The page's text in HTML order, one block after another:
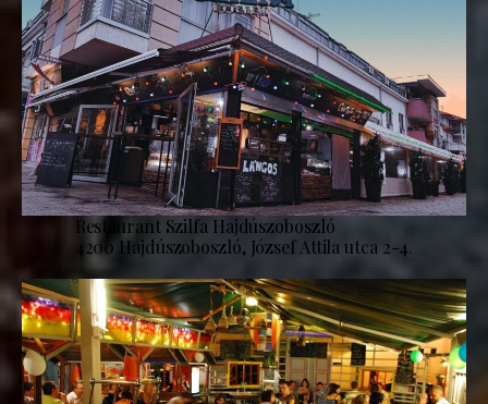
Restaurant Szilfa Hajdúszoboszló
4200 Hajdúszoboszló, József Attila utca 2-4.